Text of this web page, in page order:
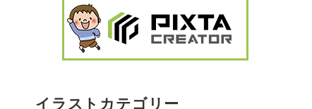
イラストカテゴリー